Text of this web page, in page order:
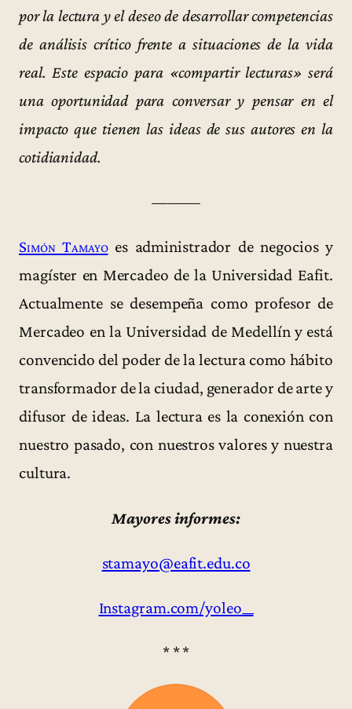
por la lectura y el deseo de desarrollar competencias
de análisis crítico frente a situaciones de la vida
real. Este espacio para «compartir lecturas» será
una oportunidad para conversar y pensar en el
impacto que tienen las ideas de sus autores en la
cotidianidad.
———
Simón Tamayoes administrador de negocios y
magíster en Mercadeo de la Universidad Eafit.
Actualmente se desempeña como profesor de
Mercadeo en la Universidad de Medellín y está
convencido del poder de la lectura como hábito
transformador de la ciudad, generador de arte y
difusor de ideas. La lectura es la conexión con
nuestro pasado, con nuestros valores y nuestra
cultura.
Mayores informes:
stamayo@eafit.edu.co
Instagram.com/yoleo__
* * *